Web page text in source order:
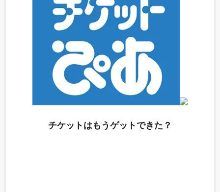
HEATH（PARANOIA・media youth・X・XJAPAN）
くぅ（村上蔵馬）（NEE）
Jasmine You（Versailles）
チケットはもうゲットできた？